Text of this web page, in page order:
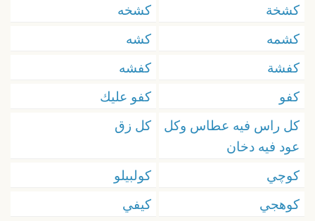
كشخة
كشخه
كشمه
كشه
كفشة
كفشه
كفو
كفو عليك
كل راس فيه عطاس وكل
عود فيه دخان
كل زق
كوچي
كولبيلو
كوهجي
كيفي